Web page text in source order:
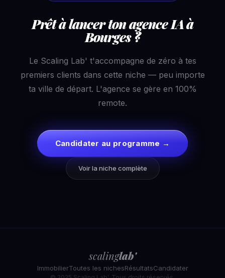
Prêt à lancer ton agence IA à
Bourges ?
Le Scaling Lab' t'accompagne de zéro à tes
premiers clients dans cette niche — peu importe
ta ville de départ. L'agence se gère en 100%
remote.
Candidater au programme →
Voir la niche complète
scalinglab'
ImmobilierToutes les nichesRésultatsCandidater